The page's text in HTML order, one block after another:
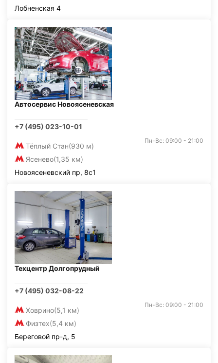
Лобненская 4
Автосервис Новоясеневская
+7 (495) 023-10-01
Тёплый Стан(930 м)
Ясенево(1,35 км)
Пн-Вс: 09:00 - 21:00
Новоясеневский пр, 8с1
Техцентр Долгопрудный
+7 (495) 032-08-22
Ховрино(5,1 км)
Физтех(5,4 км)
Пн-Вс: 09:00 - 21:00
Береговой пр-д, 5